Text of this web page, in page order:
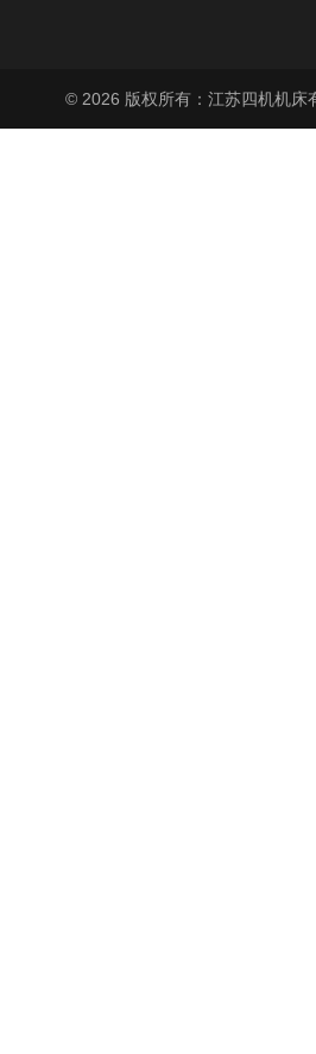
© 2026 版权所有：江苏四机机床